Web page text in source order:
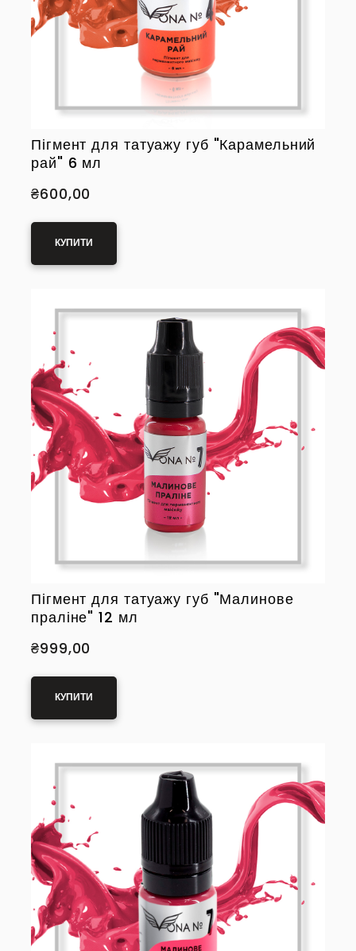
Пігмент для татуажу губ "Карамельний
рай" 6 мл
₴600,00
КУПИТИ
Пігмент для татуажу губ "Малинове
праліне" 12 мл
₴999,00
КУПИТИ